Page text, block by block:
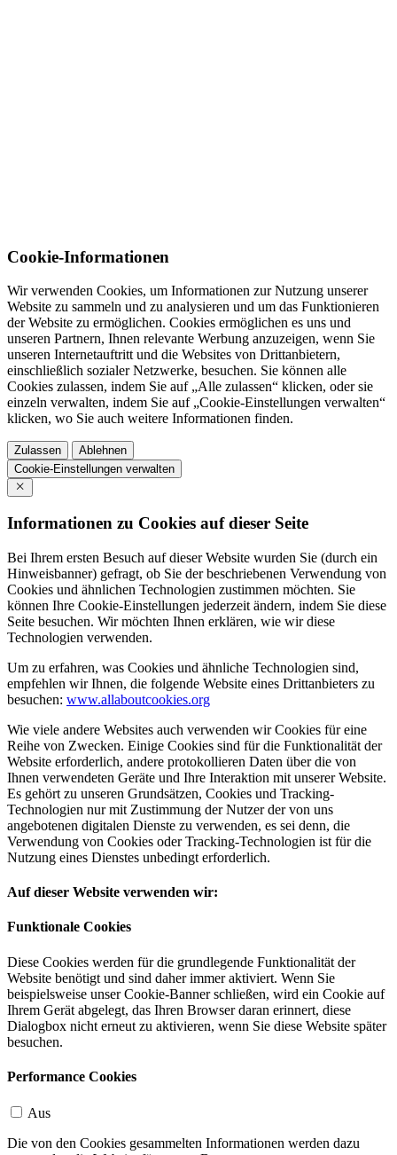
Cookie-Informationen
Wir verwenden Cookies, um Informationen zur Nutzung unserer
Website zu sammeln und zu analysieren und um das Funktionieren
der Website zu ermöglichen. Cookies ermöglichen es uns und
unseren Partnern, Ihnen relevante Werbung anzuzeigen, wenn Sie
unseren Internetauftritt und die Websites von Drittanbietern,
einschließlich sozialer Netzwerke, besuchen. Sie können alle
Cookies zulassen, indem Sie auf „Alle zulassen“ klicken, oder sie
einzeln verwalten, indem Sie auf „Cookie-Einstellungen verwalten“
klicken, wo Sie auch weitere Informationen finden.
Zulassen
Ablehnen
Cookie-Einstellungen verwalten
Informationen zu Cookies auf dieser Seite
Bei Ihrem ersten Besuch auf dieser Website wurden Sie (durch ein
Hinweisbanner) gefragt, ob Sie der beschriebenen Verwendung von
Cookies und ähnlichen Technologien zustimmen möchten. Sie
können Ihre Cookie-Einstellungen jederzeit ändern, indem Sie diese
Seite besuchen. Wir möchten Ihnen erklären, wie wir diese
Technologien verwenden.
Um zu erfahren, was Cookies und ähnliche Technologien sind,
empfehlen wir Ihnen, die folgende Website eines Drittanbieters zu
besuchen: www.allaboutcookies.org
Wie viele andere Websites auch verwenden wir Cookies für eine
Reihe von Zwecken. Einige Cookies sind für die Funktionalität der
Website erforderlich, andere protokollieren Daten über die von
Ihnen verwendeten Geräte und Ihre Interaktion mit unserer Website.
Es gehört zu unseren Grundsätzen, Cookies und Tracking-
Technologien nur mit Zustimmung der Nutzer der von uns
angebotenen digitalen Dienste zu verwenden, es sei denn, die
Verwendung von Cookies oder Tracking-Technologien ist für die
Nutzung eines Dienstes unbedingt erforderlich.
Auf dieser Website verwenden wir:
Funktionale Cookies
Diese Cookies werden für die grundlegende Funktionalität der
Website benötigt und sind daher immer aktiviert. Wenn Sie
beispielsweise unser Cookie-Banner schließen, wird ein Cookie auf
Ihrem Gerät abgelegt, das Ihren Browser daran erinnert, diese
Dialogbox nicht erneut zu aktivieren, wenn Sie diese Website später
besuchen.
Performance Cookies
Aus
Die von den Cookies gesammelten Informationen werden dazu